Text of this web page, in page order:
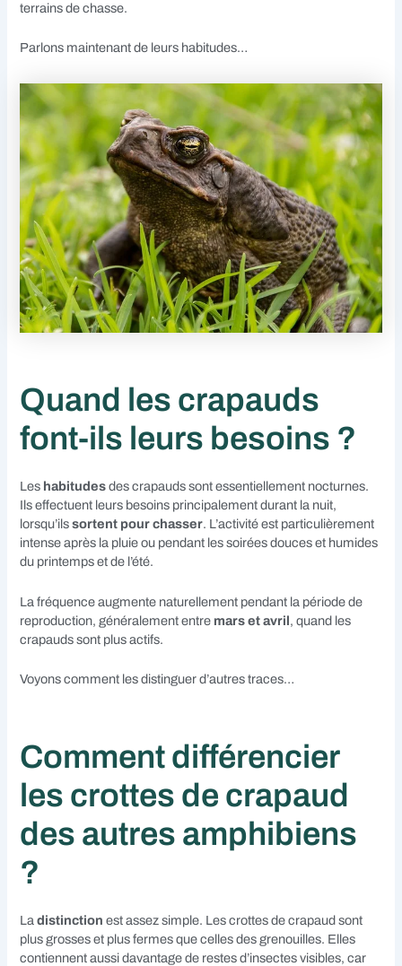
terrains de chasse.
Parlons maintenant de leurs habitudes…
Quand les crapauds
font-ils leurs besoins ?
Les habitudesdes crapauds sont essentiellement nocturnes.
Ils effectuent leurs besoins principalement durant la nuit,
lorsqu’ilssortent pour chasser. L’activité est particulièrement
intense après la pluie ou pendant les soirées douces et humides
du printemps et de l’été.
La fréquence augmente naturellement pendant la période de
reproduction, généralement entre mars et avril, quand les
crapauds sont plus actifs.
Voyons comment les distinguer d’autres traces…
Comment différencier
les crottes de crapaud
des autres amphibiens
?
Ladistinction est assez simple. Les crottes de crapaud sont
plus grosses et plus fermes que celles des grenouilles. Elles
contiennent aussi davantage de restes d’insectes visibles, car